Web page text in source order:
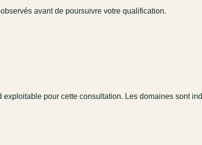
avant de poursuivre votre qualification.
pour cette consultation. Les domaines sont